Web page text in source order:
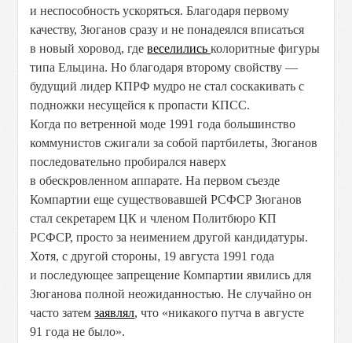
и неспособность ускоряться. Благодаря первому
качеству, Зюганов сразу и не понадеялся вписаться
в новый хоровод, гдевеселилиськолоритные фигуры
типа Ельцина. Но благодаря второму свойству —
будущий лидер КПРФ мудро не стал соскакивать с
подножки несущейся к пропасти КПСС.
Когда по ветренной моде 1991 года большинство
коммунистов сжигали за собой партбилеты, Зюганов
последовательно пробирался наверх
в обескровленном аппарате. На первом съезде
Компартии еще существовавшей РСФСР Зюганов
стал секретарем ЦК и членом Политбюро КП
РСФСР, просто за неимением другой кандидатуры.
Хотя, с другой стороны, 19 августа 1991 года
и последующее запрещение Компартии явились для
Зюганова полной неожиданностью. Не случайно он
часто затемзаявлял, что «никакого путча в августе
91 года не было».